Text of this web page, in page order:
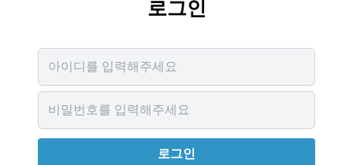
로그인
로그인